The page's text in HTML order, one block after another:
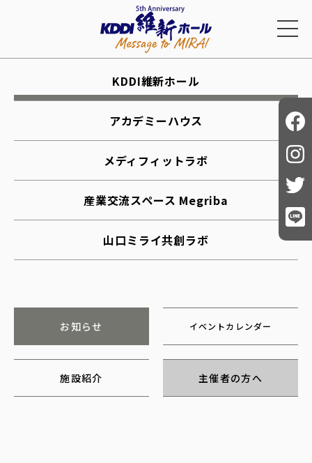
KDDI維新ホール
アカデミーハウス
メディフィットラボ
産業交流スペース Megriba
山口ミライ共創ラボ
お知らせ イベントカレンダー
施設紹介 主催者の方へ